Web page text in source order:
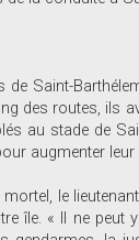
Saint-
des routes, ils
au stade de
augmenter
le
île. « Il ne peut